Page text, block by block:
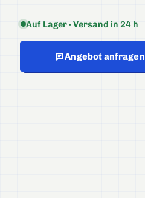
Auf Lager · Versand in 24 h
Angebot anfragen